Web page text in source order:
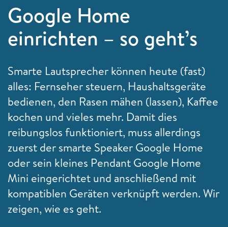
Google Home
einrichten – so geht’s
Smarte Lautsprecher können heute (fast)
alles: Fernseher steuern, Haushaltsgeräte
bedienen, den Rasen mähen (lassen), Kaffee
kochen und vieles mehr. Damit dies
reibungslos funktioniert, muss allerdings
zuerst der smarte Speaker Google Home
oder sein kleines Pendant Google Home
Mini eingerichtet und anschließend mit
kompatiblen Geräten verknüpft werden. Wir
zeigen, wie es geht.